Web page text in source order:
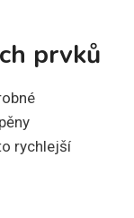
prvků
rychlejší